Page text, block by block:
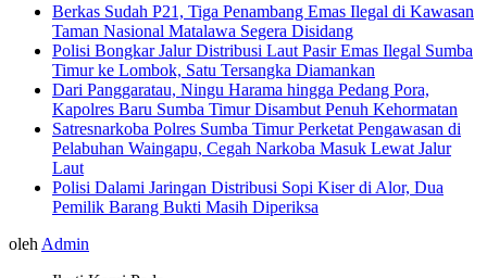
Berkas Sudah P21, Tiga Penambang Emas Ilegal di Kawasan
Taman Nasional Matalawa Segera Disidang
Polisi Bongkar Jalur Distribusi Laut Pasir Emas Ilegal Sumba
Timur ke Lombok, Satu Tersangka Diamankan
Dari Panggaratau, Ningu Harama hingga Pedang Pora,
Kapolres Baru Sumba Timur Disambut Penuh Kehormatan
Satresnarkoba Polres Sumba Timur Perketat Pengawasan di
Pelabuhan Waingapu, Cegah Narkoba Masuk Lewat Jalur
Laut
Polisi Dalami Jaringan Distribusi Sopi Kiser di Alor, Dua
Pemilik Barang Bukti Masih Diperiksa
oleh Admin